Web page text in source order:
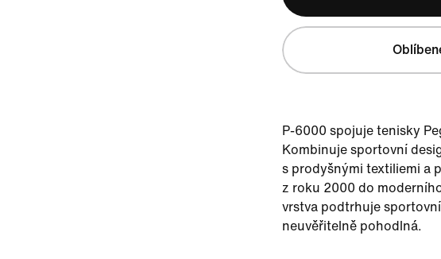
P-6000 spojuje tenisky
Kombinuje sportovní
s prodyšnými textiliemi a
z roku 2000 do
vrstva podtrhuje
neuvěřitelně pohodlná.